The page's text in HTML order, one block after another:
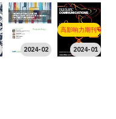
2024-02 2024-01
高影响力期刊